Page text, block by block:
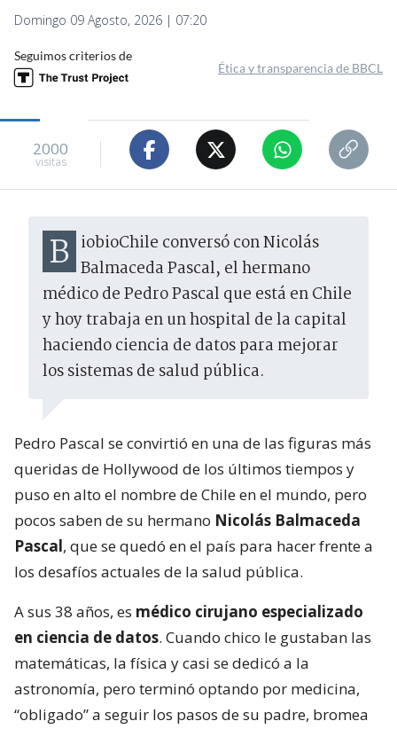
Domingo 09 Agosto, 2026 | 07:20
Seguimos criterios de
Ética y transparencia de BBCL
2000
visitas
BiobioChile conversó con Nicolás Balmaceda Pascal, el hermano
médico de Pedro Pascal que está en Chile
y hoy trabaja en un hospital de la capital
haciendo ciencia de datos para mejorar
los sistemas de salud pública.
Pedro Pascal se convirtió en una de las figuras más
queridas de Hollywood de los últimos tiempos y
puso en alto el nombre de Chile en el mundo, pero
pocos saben de su hermano Nicolás Balmaceda
Pascal, que se quedó en el país para hacer frente a
los desafíos actuales de la salud pública.
A sus 38 años, es médico cirujano especializado
en ciencia de datos. Cuando chico le gustaban las
matemáticas, la física y casi se dedicó a la
astronomía, pero terminó optando por medicina,
“obligado” a seguir los pasos de su padre, bromea